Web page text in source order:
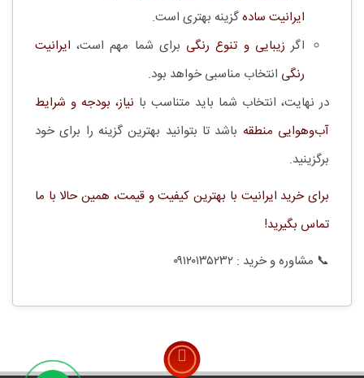
ایرانیت سادهگزینه بهتری است.
اگر زیبایی و تنوع رنگی برای شما مهم است، ایرانیت
رنگی انتخاب مناسبی خواهد بود.
در نهایت، انتخاب شما باید متناسب با نیاز، بودجه و شرایط
آب‌وهوایی منطقه باشد تا بتوانید بهترین گزینه را برای خود
برگزینید.
برای خرید ایرانیت با بهترین کیفیت و قیمت، همین حالا با ما
تماس بگیرید!
📞 مشاوره و خرید : ۰۹۱۲۰۱۳۵۲۳۲